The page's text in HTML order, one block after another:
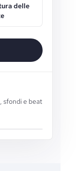
delle
sfondi e beat